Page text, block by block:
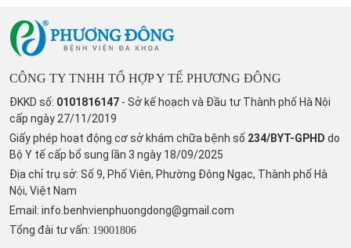
CÔNG TY TNHH TỔ HỢP Y TẾ PHƯƠNG ĐÔNG
ĐKKD số: 0101816147 - Sở kế hoạch và Đầu tư Thành phố Hà Nội
cấp ngày 27/11/2019
Giấy phép hoạt động cơ sở khám chữa bệnh số 234/BYT-GPHD do
Bộ Y tế cấp bổ sung lần 3 ngày 18/09/2025
Địa chỉ trụ sở: Số 9, Phố Viên, Phường Đông Ngạc, Thành phố Hà
Nội, Việt Nam
Email: info.benhvienphuongdong@gmail.com
Tổng đài tư vấn: 19001806